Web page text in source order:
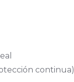
continua)